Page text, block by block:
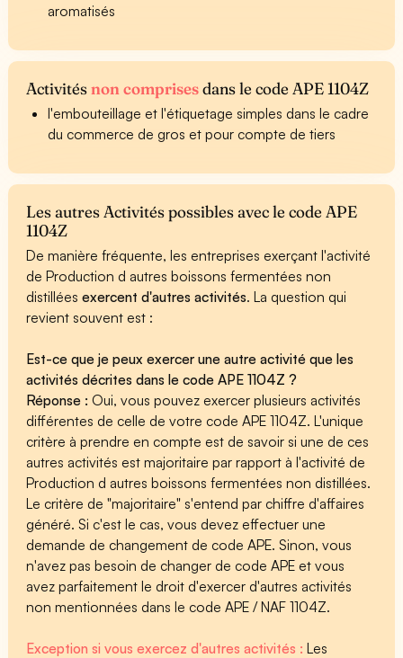
aromatisés
Activitésnon comprisesdans le code APE 1104Z
l'embouteillage et l'étiquetage simples dans le cadre
du commerce de gros et pour compte de tiers
Les autres Activités possibles avec le code APE
1104Z
De manière fréquente, les entreprises exerçant l'activité
de Production d autres boissons fermentées non
distilléesexercent d'autres activités. La question qui
revient souvent est :
Est-ce que je peux exercer une autre activité que les
activités décrites dans le code APE 1104Z ?
Réponse :Oui, vous pouvez exercer plusieurs activités
différentes de celle de votre code APE 1104Z. L'unique
critère à prendre en compte est de savoir si une de ces
autres activités est majoritaire par rapport à l'activité de
Production d autres boissons fermentées non distillées.
Le critère de "majoritaire" s'entend par chiffre d'affaires
généré. Si c'est le cas, vous devez effectuer une
demande de changement de code APE. Sinon, vous
n'avez pas besoin de changer de code APE et vous
avez parfaitement le droit d'exercer d'autres activités
non mentionnées dans le code APE / NAF 1104Z.
Exception si vous exercez d'autres activités :Les